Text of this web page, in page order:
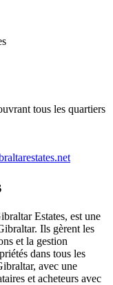
tous les quartiers
Estates, est une
Ils gèrent les
et la gestion
dans tous les
avec une
et acheteurs avec